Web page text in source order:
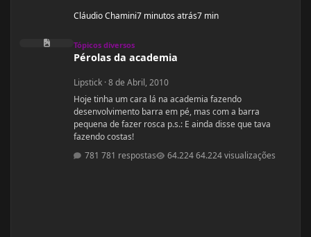
Cláudio Chamini7 minutos atrás7 min
Pérolas da academia
Tópicos diversos
Pérolas da academia
Lipstick ·8 de Abril, 2010
Hoje tinha um cara lá na academia fazendo
desenvolvimento barra em pé, mas com a barra
pequena de fazer rosca p.s.: E ainda disse que tava
fazendo costas!
781 respostas
64.224 visualizações